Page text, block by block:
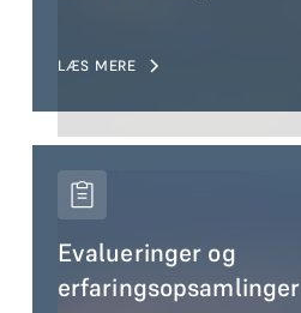
LÆS MERE
Evalueringer og
erfaringsopsamlinger